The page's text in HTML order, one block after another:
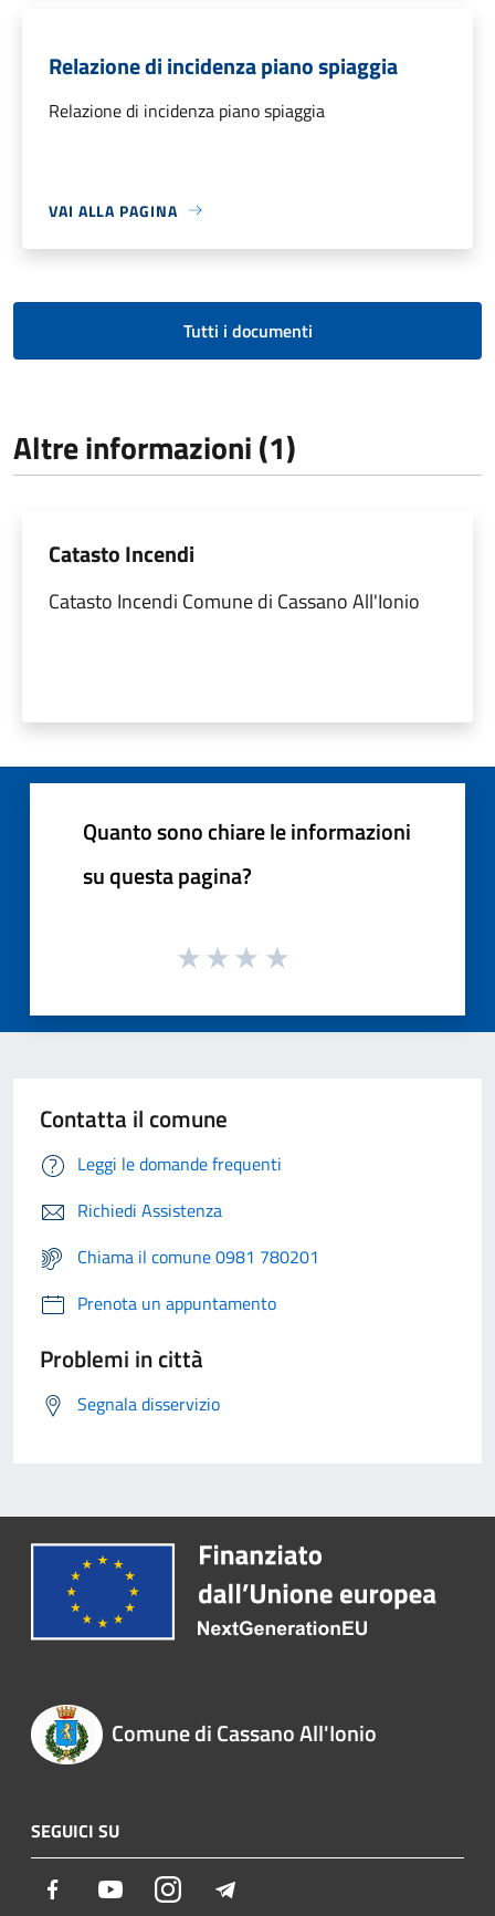
Relazione di incidenza piano spiaggia
Relazione di incidenza piano spiaggia
VAI ALLA PAGINA
Tutti i documenti
Altre informazioni (1)
Catasto Incendi
Catasto Incendi Comune di Cassano All'Ionio
Quanto sono chiare le informazioni
su questa pagina?
Contatta il comune
Leggi le domande frequenti
Richiedi Assistenza
Chiama il comune 0981 780201
Prenota un appuntamento
Problemi in città
Segnala disservizio
Comune di Cassano All'Ionio
SEGUICI SU
Facebook YoutubeInstagram